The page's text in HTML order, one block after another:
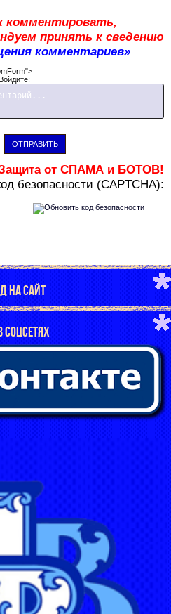
комментировать,
принять к сведению
комментариев»
ОТПРАВИТЬ
от СПАМА и БОТОВ!
безопасности (CAPTCHA):
НА САЙТ